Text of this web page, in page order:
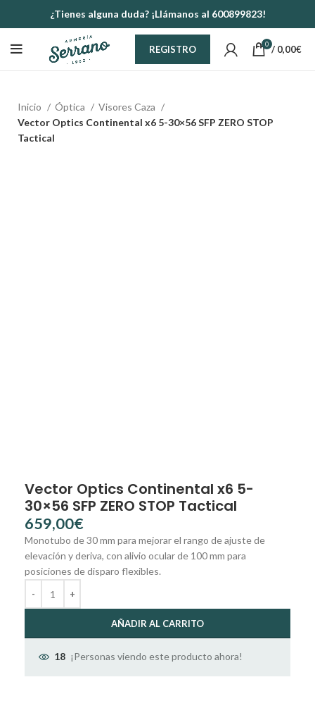
¿Tienes alguna duda? ¡Llámanos al 600899823!
REGISTRO 0 / 0,00€
Inicio Óptica
Visores Caza
Vector Optics Continental x6 5-30×56 SFP ZERO STOP
Tactical
Vector Optics Continental x6 5-
30×56 SFP ZERO STOP Tactical
€
Monotubo de 30 mm para mejorar el rango de ajuste de
elevación y deriva, con alivio ocular de 100 mm para
posiciones de disparo flexibles.
AÑADIR AL CARRITO
18 ¡Personas viendo este producto ahora!